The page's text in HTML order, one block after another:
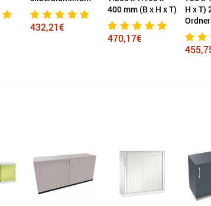
432,21€
400 mm (B x H x T)
470,17€
H x T)